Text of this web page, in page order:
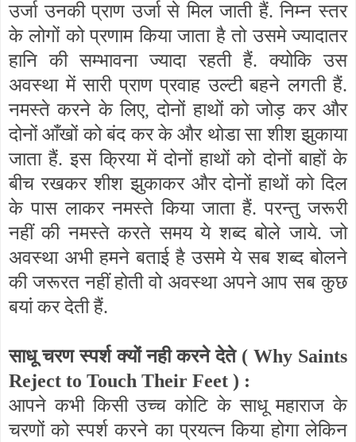
उर्जा उनकी प्राण उर्जा से मिल जाती हैं. निम्न स्तर
के लोगों को प्रणाम किया जाता है तो उसमे ज्यादातर
हानि की सम्भावना ज्यादा रहती हैं. क्योकि उस
अवस्था में सारी प्राण प्रवाह उल्टी बहने लगती हैं.
नमस्ते करने के लिए,दोनों हाथों को जोड़ कर और
दोनों आँखों को बंद कर के और थोडा सा शीश झुकाया
जाता हैं. इस क्रिया में दोनों हाथों को दोनों बाहों के
बीच रखकर शीश झुकाकर और दोनों हाथों को दिल
के पास लाकर नमस्ते किया जाता हैं. परन्तु जरूरी
नहीं की नमस्ते करते समय ये शब्द बोले जाये. जो
अवस्था अभी हमने बताई है उसमे ये सब शब्द बोलने
की जरूरत नहीं होती वो अवस्था अपने आप सब कुछ
बयां कर देती हैं.
साधू चरण स्पर्श क्यों नही करने देते ( Why Saints
Reject to Touch Their Feet ) :
आपने कभी किसी उच्च कोटि के साधू महाराज के
चरणों को स्पर्श करने का प्रयत्न किया होगा लेकिन